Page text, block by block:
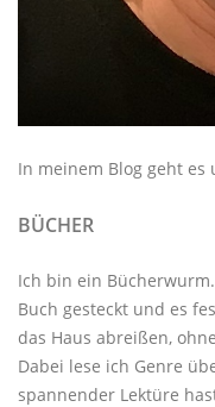
In meinem Blog geht es
BÜCHER
Ich bin ein
Buch gesteckt und es
das Haus abreißen,
Dabei lese ich Genre
spannender Lektüre